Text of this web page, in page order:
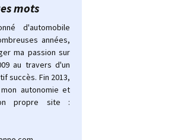
mots
d'automobile
années,
ma passion sur
au travers d'un
succès. Fin 2013,
autonomie et
propre site :